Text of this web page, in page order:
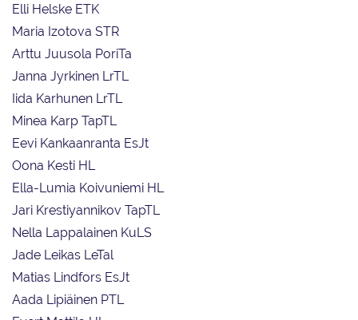
Elli Helske ETK
Maria Izotova STR
Arttu Juusola PoriTa
Janna Jyrkinen LrTL
Iida Karhunen LrTL
Minea Karp TapTL
Eevi Kankaanranta EsJt
Oona Kesti HL
Ella-Lumia Koivuniemi HL
Jari Krestiyannikov TapTL
Nella Lappalainen KuLS
Jade Leikas LeTal
Matias Lindfors EsJt
Aada Lipiäinen PTL